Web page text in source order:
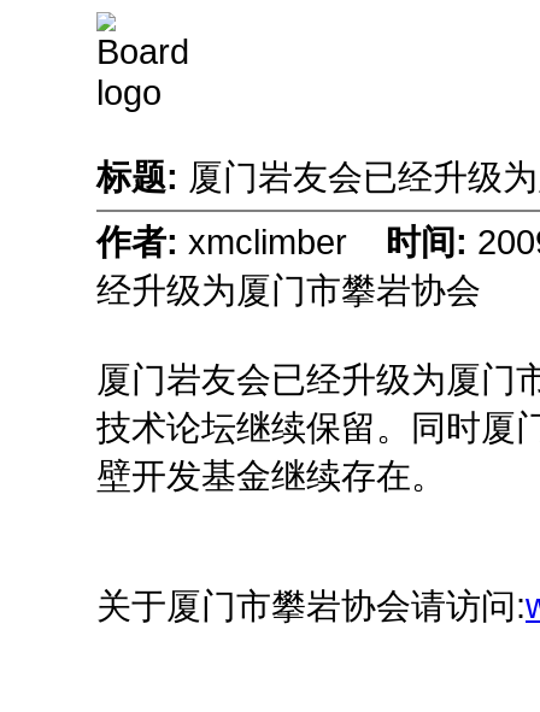
标题: 厦门岩友会已经升级
作者: xmclimber 时间:
经升级为厦门市攀岩协会
厦门岩友会已经升级为厦门
技术论坛继续保留。同时厦
壁开发基金继续存在。
关于厦门市攀岩协会请访问: